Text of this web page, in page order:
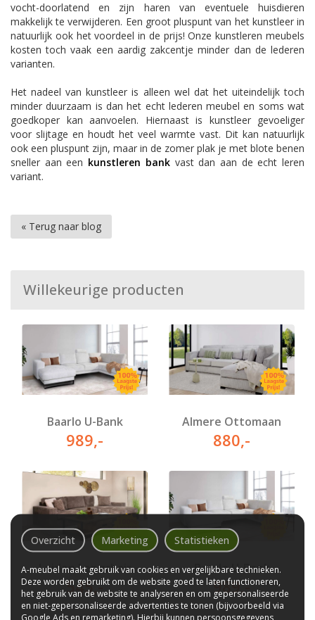
vocht-doorlatend en zijn haren van eventuele huisdieren
makkelijk te verwijderen. Een groot pluspunt van het kunstleer in
natuurlijk ook het voordeel in de prijs! Onze kunstleren meubels
kosten toch vaak een aardig zakcentje minder dan de lederen
varianten.
Het nadeel van kunstleer is alleen wel dat het uiteindelijk toch
minder duurzaam is dan het echt lederen meubel en soms wat
goedkoper kan aanvoelen. Hiernaast is kunstleer gevoeliger
voor slijtage en houdt het veel warmte vast. Dit kan natuurlijk
ook een pluspunt zijn, maar in de zomer plak je met blote benen
sneller aan een kunstleren bankvast dan aan de echt leren
variant.
« Terug naar blog
Willekeurige producten
Baarlo U-Bank
989,-
Almere Ottomaan
880,-
Leiden Longchair
545,-
Baarlo U-Bank
989,-
Overzicht Marketing Statistieken
A-meubel maakt gebruik van cookies en vergelijkbare technieken.
Deze worden gebruikt om de website goed te laten functioneren,
het gebruik van de website te analyseren en om gepersonaliseerde
en niet-gepersonaliseerde advertenties te tonen (bijvoorbeeld via
Google Ads en remarketing). Hierbij kunnen persoonsgegevens